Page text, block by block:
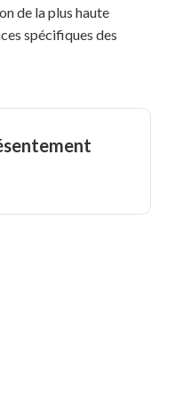
de la plus haute
spécifiques des